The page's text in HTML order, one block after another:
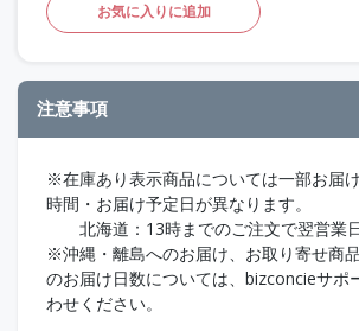
お気に入りに追加
注意事項
※在庫あり表示商品については一部お届
時間・お届け予定日が異なります。
北海道：13時までのご注文で翌営業
※沖縄・離島へのお届け、お取り寄せ商
のお届け日数については、bizconcieサポ
わせください。